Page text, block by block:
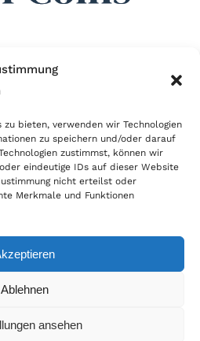
bieten, verwenden wir Technologien
zu speichern und/oder darauf
zustimmst, können wir
eindeutige IDs auf dieser Website
nicht erteilst oder
Merkmale und Funktionen
Ablehnen
ansehen
ein. Auch wir sind wie
Mitglied im Händlerbund
Onlinehandel.
|Impressum|Datenschutz|Cookie
|Zahlung & Versand